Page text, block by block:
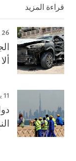
قراءة المزيد
26 يوليو/تموز 2026
11 يونيو/حزيران 2026